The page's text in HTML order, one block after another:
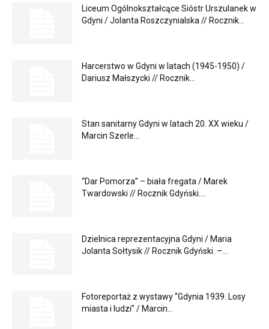
Liceum Ogólnokształcące Sióstr Urszulanek w
Gdyni / Jolanta Roszczynialska // Rocznik...
Harcerstwo w Gdyni w latach (1945-1950) /
Dariusz Małszycki // Rocznik...
Stan sanitarny Gdyni w latach 20. XX wieku /
Marcin Szerle...
“Dar Pomorza” – biała fregata / Marek
Twardowski // Rocznik Gdyński....
Dzielnica reprezentacyjna Gdyni / Maria
Jolanta Sołtysik // Rocznik Gdyński. –...
Fotoreportaż z wystawy “Gdynia 1939. Losy
miasta i ludzi” / Marcin...